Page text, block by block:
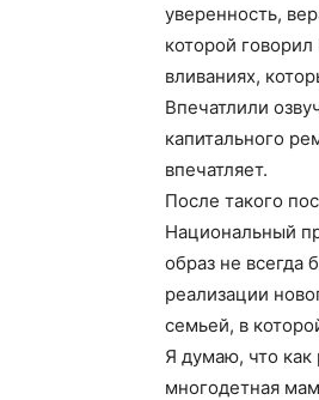
уверенность,
которой
вливаниях,
Впечатлили
капитального
впечатляет.
После такого
Национальный
образ не всегда
реализации
семьей, в
Я думаю, что
многодетная